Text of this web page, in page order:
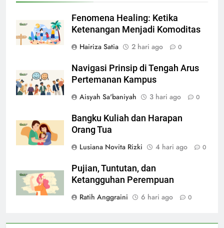
Fenomena Healing: Ketika
Ketenangan Menjadi Komoditas
Hairiza Satia
2 hari ago 0
Navigasi Prinsip di Tengah Arus
Pertemanan Kampus
Aisyah Sa'baniyah
3 hari ago 0
Bangku Kuliah dan Harapan
Orang Tua
Lusiana Novita Rizki
4 hari ago 0
Pujian, Tuntutan, dan
Ketangguhan Perempuan
Ratih Anggraini
6 hari ago 0